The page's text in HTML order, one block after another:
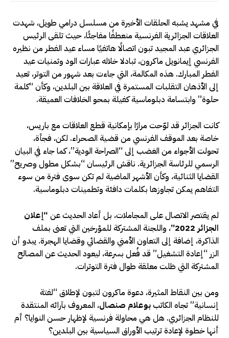
في مشهد يشبه الحلقات الأخيرة من مسلسل درامي طويل، شهدت
العلاقات الجزائرية الفرنسية منعطفًا مفاجئًا، حيث تلقى الرئيس
الجزائري عبد المجيد تبون اتصالًا هاتفيًا مساء عيد الفطر من نظيره
الفرنسي إيمانويل ماكرون، تبادلا خلاله عبارات الود وتمنيات عيد
الفطر المبارك. هذه المكالمة، التي جاءت بعد شهور من التوتر، تعيد
إلى الأذهان التقلبات المستمرة في العلاقة بين البلدين، وكأن “كلمة
حلوة” وابتسامة دبلوماسية كفيلة بمحو الخلافات العميقة.
كانت الجزائر قد لوّحت مرارًا بإمكانية قطع العلاقات مع باريس،
خاصة بعد الموقف الفرنسي من قضية الصحراء. لكن، فجأة،
تحولت الأجواء من الغضب إلى “الصراحة الودية”، كما جاء في البيان
الرسمي للرئاسة الجزائرية. ناقش الرئيسان “بشكل مطول وصريح”
القضايا الثنائية، وكأن الأشهر الماضية لم تكن سوى فترة من سوء
التفاهم يمكن تجاوزها بكلمات دافئة وتطمينات دبلوماسية.
لم يقتصر الاتصال على المجاملات، بل أعاد الحديث عن “إعلان
الجزائر 2022”
، واللجنة المشتركة للمؤرخين التي تعنى بملف
الذاكرة، إضافة إلى التعاون الأمني والقضائي وقضايا الهجرة. يبدو أن
الزر “إعادة التشغيل” قد فُعل بسرعة، ليعود الحديث عن المصالح
المشتركة التي ظلت معلقة طوال فترة التوترات.
ومن بين النقاط المثيرة، دعوة ماكرون لتبون لإطلاق “لفتة
إنسانية” تجاه الكاتببوعلام صنصال، المعروف بآرائه المنتقدة
للنظام الجزائري. هل هي محاولة فرنسية لإظهار حسن النوايا؟ أم
أنها خطوة لإعادة ترتيب الأوراق السياسية بين البلدين؟